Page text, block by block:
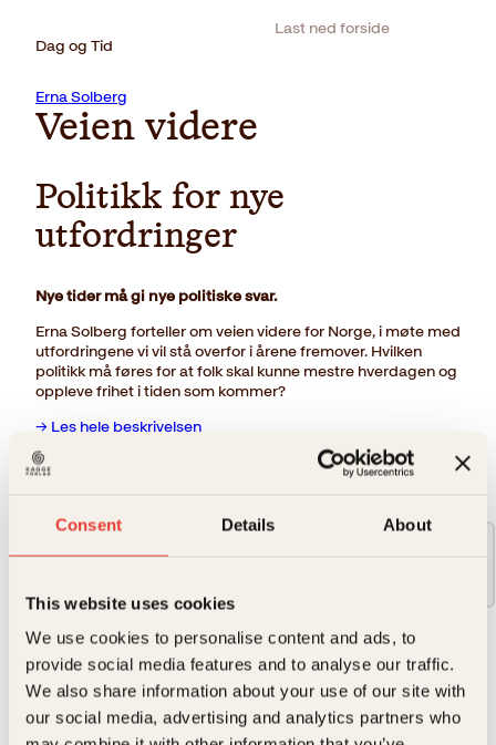
Consent Details About
This website uses cookies
We use cookies to personalise content and ads, to
provide social media features and to analyse our traffic.
We also share information about your use of our site with
our social media, advertising and analytics partners who
Last ned forside
Dag og Tid
Erna Solberg
Veien videre
Politikk for nye
utfordringer
Nye tider må gi nye politiske svar.
Erna Solberg forteller om veien videre for Norge, i møte med
utfordringene vi vil stå overfor i årene fremover. Hvilken
politikk må føres for at folk skal kunne mestre hverdagen og
oppleve frihet i tiden som kommer?
→ Les hele beskrivelsen
Innbundet
429 kr
Reduser
mengden
Veien
videre
antall
Øk
mengden
Kjøp